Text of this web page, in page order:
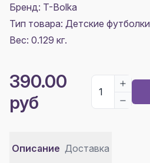
Бренд: T-Bolka
Тип товара: Детские футболки
Вес: 0.129 кг.
390.00
руб
Описание Доставка